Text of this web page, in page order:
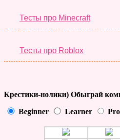
Тесты про Minecraft
Тесты про Roblox
Крестики-нолики) Обыграй
Beginner Learner Pro